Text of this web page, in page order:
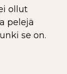
ollut
pelejä
se on.